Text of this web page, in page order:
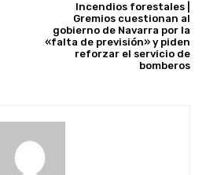
Incendios forestales |
Gremios cuestionan al
gobierno de Navarra por la
«falta de previsión» y piden
reforzar el servicio de
bomberos